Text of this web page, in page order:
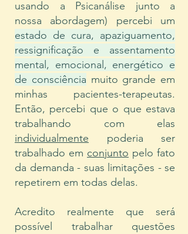
usando a Psicanálise junto a
nossa abordagem) percebi um
estado de cura, apaziguamento,
ressignificação e assentamento
mental, emocional, energético e
de consciência muito grande em
minhas pacientes-terapeutas.
Então, percebi que o que estava
trabalhando com elas
individualmente poderia ser
trabalhado em conjunto pelo fato
da demanda - suas limitações - se
repetirem em todas delas.
Acredito realmente que será
possível trabalhar questões